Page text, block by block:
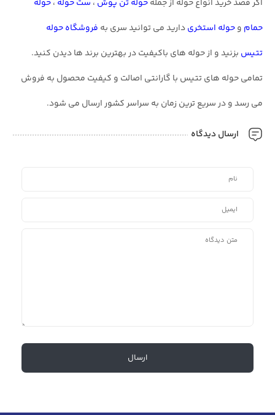
اگر قصد خرید انواع حوله از جملهحوله تن پوش ، ست حوله ،حوله
حمام وحوله استخریدارید می توانید سری به فروشگاه حوله
تتیس بزنید و از حوله های باکیفیت در بهترین برند ها دیدن کنید.
تمامی حوله های تتیس با گارانتی اصالت و کیفیت محصول به فروش
می رسد و در سریع ترین زمان به سراسر کشور ارسال می شود.
ارسال دیدگاه